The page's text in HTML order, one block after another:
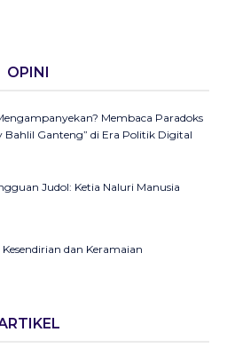
OPINI
Membaca Paradoks
Bahlil Ganteng” di Era Politik Digital
Judol: Ketia Naluri Manusia
dan Keramaian
Podcast sebagai Seruan Kesehatan